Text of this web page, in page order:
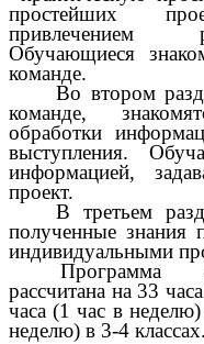
простейших
привлечением
Обучающиеся
команде.
Во втором
команде,
обработки
выступления.
информацией,
проект.
В третьем
полученные знания
индивидуальными
Программа
рассчитана на 33
часа (1 час в
неделю) в 3-4 классах.